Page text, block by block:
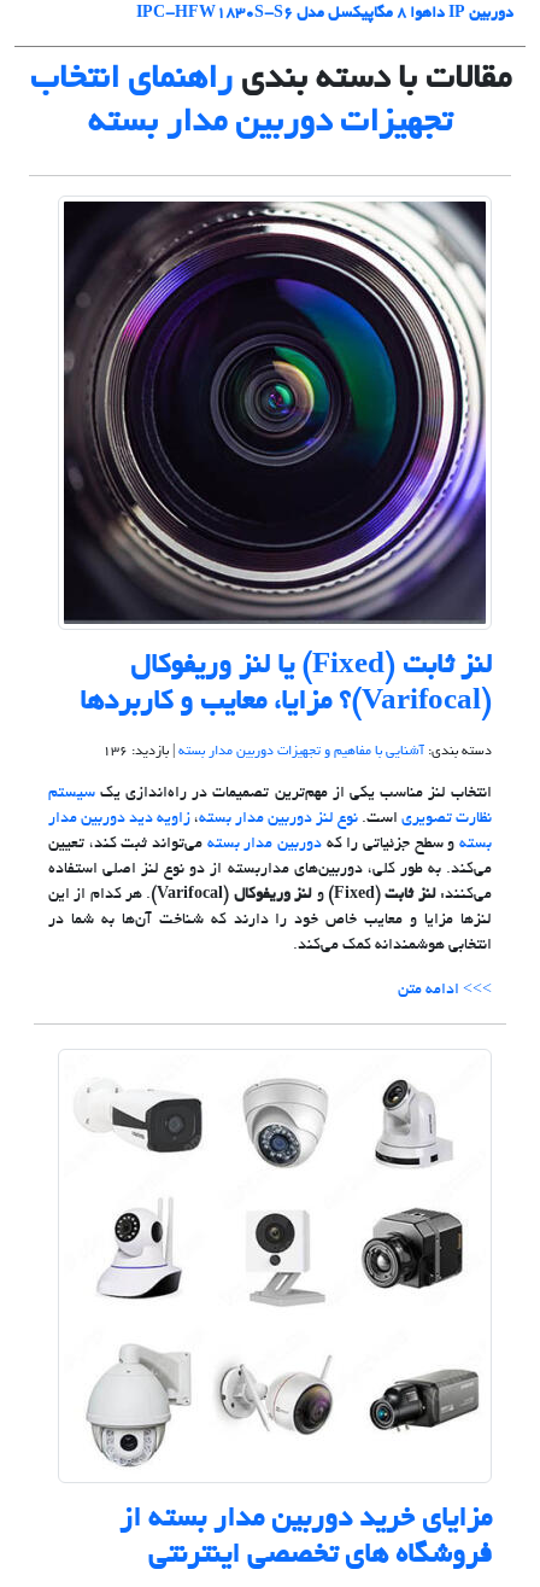
دوربین IP داهوا 8 مگاپیکسل مدل IPC-HFW1830S-S6
مقالات با دسته بندیراهنمای انتخاب
تجهیزات دوربین مدار بسته
لنز ثابت (Fixed) یا لنز وریفوکال
(Varifocal)؟ مزایا، معایب و کاربردها
دسته بندی: آشنایی با مفاهیم و تجهیزات دوربین مدار بسته | بازدید: 136
انتخاب لنز مناسب یکی از مهم‌ترین تصمیمات در راه‌اندازی یک سیستم
نظارت تصویری است. نوع لنز دوربین مدار بسته، زاویه دید دوربین مدار
بستهو سطح جزئیاتی را که دوربین مدار بسته می‌تواند ثبت کند، تعیین
می‌کند. به طور کلی، دوربین‌های مداربسته از دو نوع لنز اصلی استفاده
می‌کنند:لنز ثابت (Fixed) و لنز وریفوکال (Varifocal)
. هر کدام از این
لنزها مزایا و معایب خاص خود را دارند که شناخت آن‌ها به شما در
انتخابی هوشمندانه کمک می‌کند.
>>> ادامه متن
مزایای خرید دوربین مدار بسته از
فروشگاه های تخصصی اینترنتی